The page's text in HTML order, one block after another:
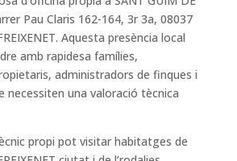
Pau Claris 162-164, 3r 3a, 08037
Aquesta presència local
amb rapidesa famílies,
administradors de finques i
necessiten una valoració tècnica
propi pot visitar habitatges de